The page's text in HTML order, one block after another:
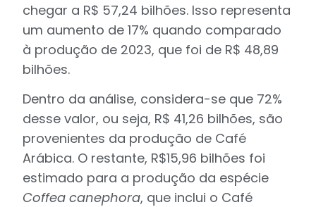
chegar a R$ 57,24 bilhões. Isso representa
um aumento de 17% quando comparado
à produção de 2023, que foi de R$ 48,89
bilhões.
Dentro da análise, considera-se que 72%
desse valor, ou seja, R$ 41,26 bilhões, são
provenientes da produção de Café
Arábica. O restante, R$15,96 bilhões foi
estimado para a produção da espécie
Coffea canephora, que inclui o Café